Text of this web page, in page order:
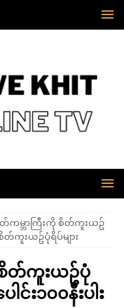
ကမ္ဘာကြီးကို စိတ်ကူးယဥ်
တ်ကူးယဥ်ပုံရိပ်များ
စိတ်ကူးယဥ်ပုံ
း၁၀၀နီးပါး